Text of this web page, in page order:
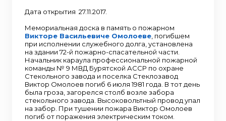
Дата открытия 27.11.2017.
Мемориальная доска в память о пожарном
Викторе Васильевиче Омолоеве , погибшем
при исполнении служебного долга, установлена
на здании 72-й пожарно-спасательной части.
Начальник караула профессиональной пожарной
команды № 9 МВД Бурятской АССР по охране
Стекольного завода и поселка Стеклозавод
Виктор Омолоев погиб 6 июля 1981 года. В тот день
была гроза, загорелся столб возле забора
стекольного завода. Высоковольтный провод упал
на забор. При тушении пожара Виктор Омолоев
погиб от поражения электрическим током.